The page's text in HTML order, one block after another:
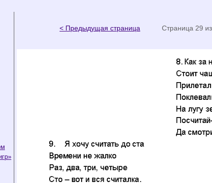
< Предыдущая страница Страница 29